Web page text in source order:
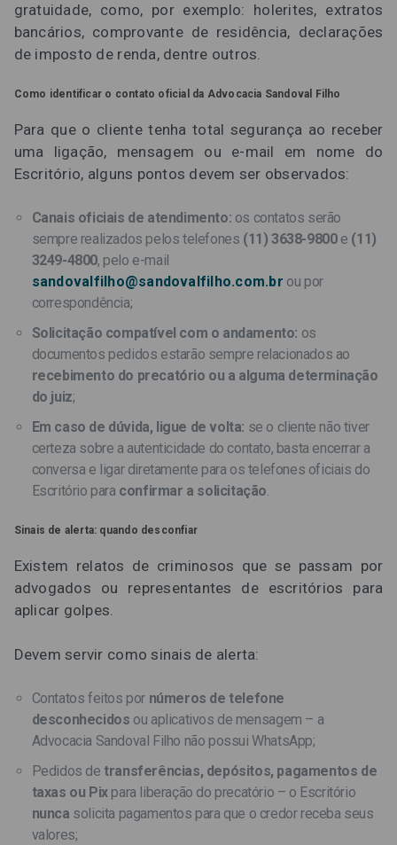
gratuidade, como, por exemplo: holerites, extratos
bancários, comprovante de residência, declarações
de imposto de renda, dentre outros.
Como identificar o contato oficial da Advocacia Sandoval Filho
Para que o cliente tenha total segurança ao receber
uma ligação, mensagem ou e-mail em nome do
Escritório, alguns pontos devem ser observados:
Canais oficiais de atendimento: os contatos serão
sempre realizados pelos telefones (11) 3638-9800e (11)
3249-4800, pelo e-mail
sandovalfilho@sandovalfilho.com.br ou por
correspondência;
Solicitação compatível com o andamento: os
documentos pedidos estarão sempre relacionados ao
recebimento do precatório ou a alguma determinação
do juiz;
Em caso de dúvida, ligue de volta: se o cliente não tiver
certeza sobre a autenticidade do contato, basta encerrar a
conversa e ligar diretamente para os telefones oficiais do
Escritório para confirmar a solicitação.
Sinais de alerta: quando desconfiar
Existem relatos de criminosos que se passam por
advogados ou representantes de escritórios para
aplicar golpes.
Devem servir como sinais de alerta:
Contatos feitos por números de telefone
desconhecidos ou aplicativos de mensagem – a
Advocacia Sandoval Filho não possui WhatsApp;
Pedidos de transferências, depósitos, pagamentos de
taxas ou Pixpara liberação do precatório – o Escritório
nunca solicita pagamentos para que o credor receba seus
valores;